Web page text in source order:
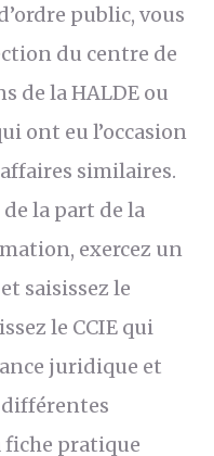
public, vous
du centre de
de la HALDE ou
ont eu l’occasion
similaires.
la part de la
exercez un
saisissez le
le CCIE qui
juridique et
fiche pratique